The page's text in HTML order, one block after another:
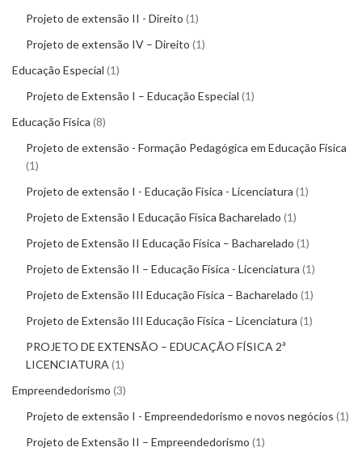
Projeto de extensão II - Direito 1
Projeto de extensão IV – Direito 1
Educação Especial 1
Projeto de Extensão I – Educação Especial 1
Educação Física 8
Projeto de extensão - Formação Pedagógica em Educação Física
1
Projeto de extensão I - Educação Física - Licenciatura 1
Projeto de Extensão I Educação Física Bacharelado 1
Projeto de Extensão II Educação Física – Bacharelado 1
Projeto de Extensão II – Educação Física - Licenciatura 1
Projeto de Extensão III Educação Física – Bacharelado 1
Projeto de Extensão III Educação Física – Licenciatura 1
PROJETO DE EXTENSÃO – EDUCAÇÃO FÍSICA 2ª
LICENCIATURA 1
Empreendedorismo 3
Projeto de extensão I - Empreendedorismo e novos negócios 1
Projeto de Extensão II – Empreendedorismo 1